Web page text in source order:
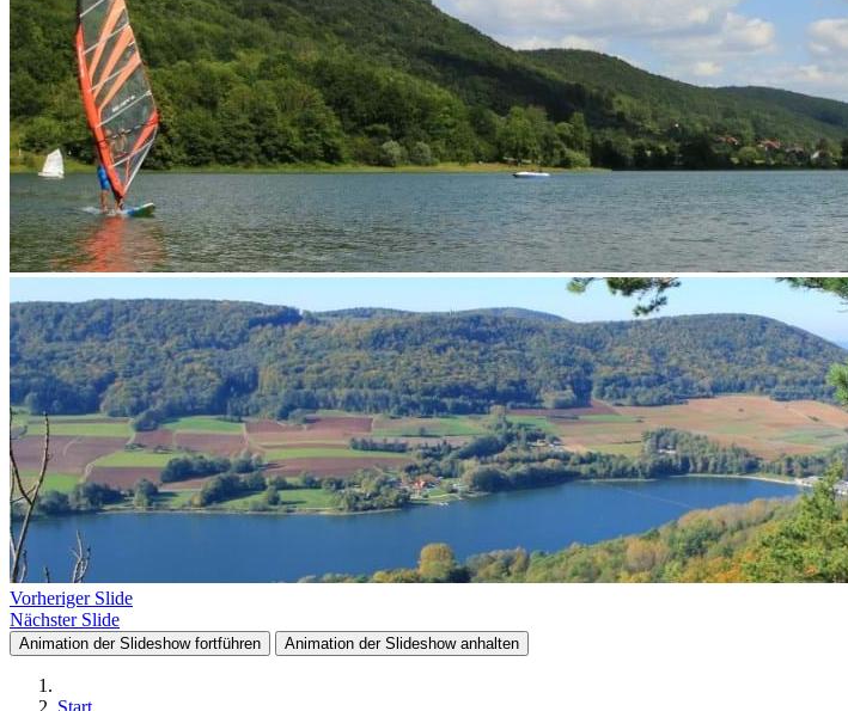
Vorheriger Slide
Nächster Slide
Animation der Slideshow fortführen Animation der Slideshow anhalten
Start